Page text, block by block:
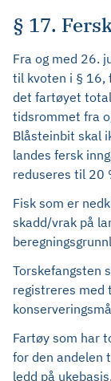
§ 17.
Fra og med 26.
til kvoten i § 16,
det fartøyet
tidsrommet fra
Blåsteinbit skal
landes fersk
reduseres til 20
Fisk som er
skadd/vrak på
Torskefangsten
registreres med
Fartøy som har
for den andelen
ledd på